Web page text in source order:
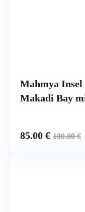
Mahmya Insel
Makadi Bay
85.00 € 100.00€